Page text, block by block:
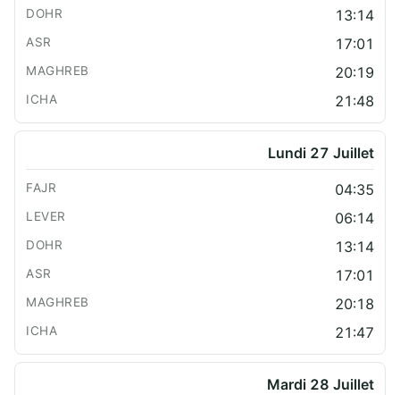
13:14
17:01
20:19
21:48
Lundi 27 Juillet
04:35
06:14
13:14
17:01
20:18
21:47
Mardi 28 Juillet